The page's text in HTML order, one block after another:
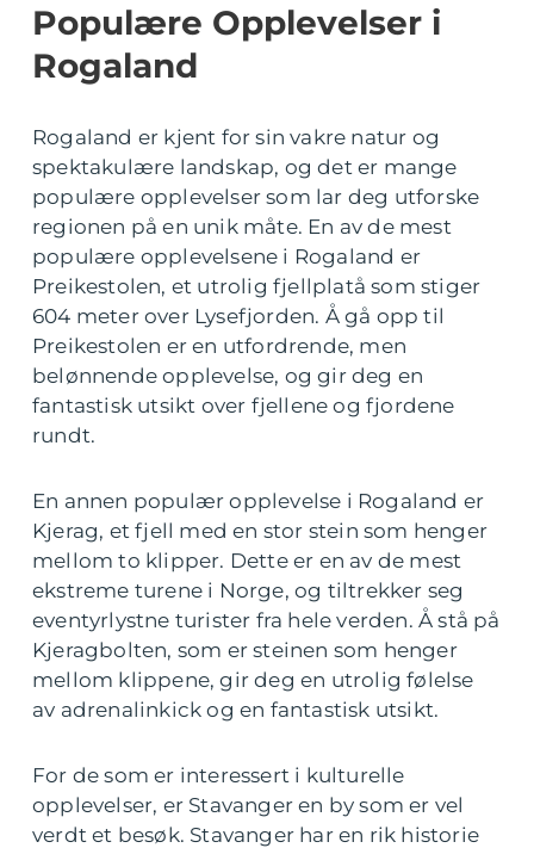
Populære Opplevelser i
Rogaland
Rogaland er kjent for sin vakre natur og
spektakulære landskap, og det er mange
populære opplevelser som lar deg utforske
regionen på en unik måte. En av de mest
populære opplevelsene i Rogaland er
Preikestolen, et utrolig fjellplatå som stiger
604 meter over Lysefjorden. Å gå opp til
Preikestolen er en utfordrende, men
belønnende opplevelse, og gir deg en
fantastisk utsikt over fjellene og fjordene
rundt.
En annen populær opplevelse i Rogaland er
Kjerag, et fjell med en stor stein som henger
mellom to klipper. Dette er en av de mest
ekstreme turene i Norge, og tiltrekker seg
eventyrlystne turister fra hele verden. Å stå på
Kjeragbolten, som er steinen som henger
mellom klippene, gir deg en utrolig følelse
av adrenalinkick og en fantastisk utsikt.
For de som er interessert i kulturelle
opplevelser, er Stavanger en by som er vel
verdt et besøk. Stavanger har en rik historie